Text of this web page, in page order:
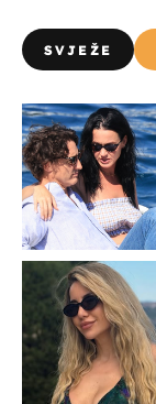
SVJEŽE